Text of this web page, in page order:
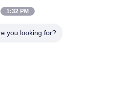
1:32 PM
you looking for?